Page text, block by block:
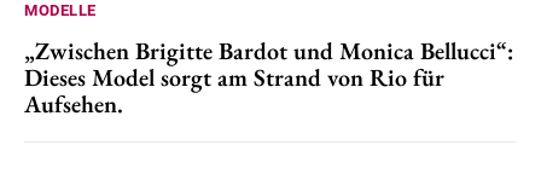
MODELLE
„Zwischen Brigitte Bardot und Monica Bellucci“:
Dieses Model sorgt am Strand von Rio für
Aufsehen.